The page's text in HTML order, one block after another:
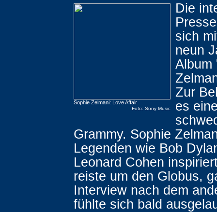
Sophie Zelmani: Love Affair
Foto: Sony Music
Die
sich
neun
Album
Zur
es
Grammy. Sophie
Legenden wie Bob
Leonard Cohen
reiste um den Globus,
Interview nach dem
fühlte sich bald